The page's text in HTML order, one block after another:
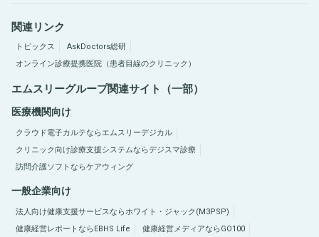
関連リンク
トピックス
AskDoctors総研
オンライン診療提携医院（患者目線のクリニック）
エムスリーグループ関連サイト（一部）
医療機関向け
クラウド電子カルテならエムスリーデジカル
クリニック向け診療支援システムならデジスマ診療
訪問介護ソフトならケアウィング
一般企業向け
法人向け健康支援サービスならホワイト・ジャック(M3PSP)
健康経営レポートならEBHS Life
健康経営メディアならGO100